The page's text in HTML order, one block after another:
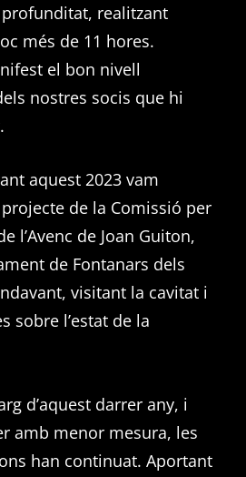
realitzant
més de 11 hores.
el bon nivell
nostres socis que hi
aquest 2023 vam
de la Comissió per
l’Avenc de Joan Guiton,
de Fontanars dels
visitant la cavitat i
sobre l’estat de la
d’aquest darrer any, i
amb menor mesura, les
han continuat. Aportant